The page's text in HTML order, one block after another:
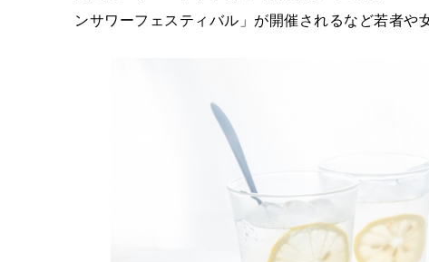
ンサワーフェスティバル」が開催されるなど若者や